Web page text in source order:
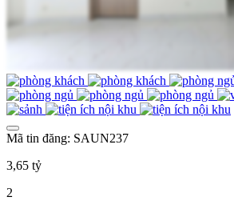
Mã tin đăng: SAUN237
3,65 tỷ
2